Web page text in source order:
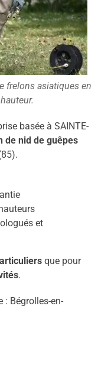
frelons asiatiques en
basée à SAINTE-
de nid de guêpes
et
que pour
.
: Bégrolles-en-